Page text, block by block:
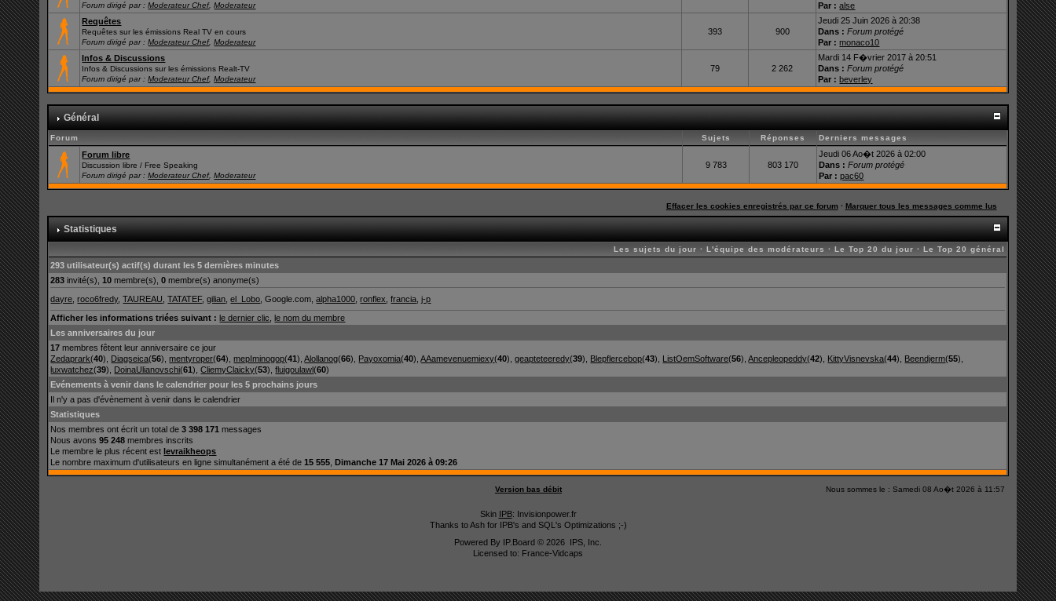
Forum dirigé par :Moderateur Chef,Moderateur
Par : alse
Requêtes
Requêtes sur les émissions Real TV en cours
Forum dirigé par :Moderateur Chef,Moderateur
393 900
Jeudi 25 Juin 2026 à 20:38
Dans : Forum protégé
Par : monaco10
Infos & Discussions
Infos & Discussions sur les émissions Realt-TV
Forum dirigé par :Moderateur Chef,Moderateur
79 2 262
Mardi 14 F�vrier 2017 à 20:51
Dans : Forum protégé
Par : beverley
Général
Forum Sujets Réponses Derniers messages
Forum libre
Discussion libre / Free Speaking
Forum dirigé par :Moderateur Chef,Moderateur
9 783 803 170
Jeudi 06 Ao�t 2026 à 02:00
Dans : Forum protégé
Par : pac60
Effacer les cookies enregistrés par ce forum· Marquer tous les messages comme lus
Statistiques
Les sujets du jour ·L'équipe des modérateurs ·Le Top 20 du jour ·Le Top 20 général
293 utilisateur(s) actif(s) durant les 5 dernières minutes
283 invité(s),10 membre(s),0 membre(s) anonyme(s)
dayre ,roco6fredy,TAUREAU ,TATATEF,gilian ,el_Lobo , Google.com,alpha1000 ,ronflex ,francia ,j-p
Afficher les informations triées suivant : le dernier clic ,le nom du membre
Les anniversaires du jour
17 membres fêtent leur anniversaire ce jour
Zedaprark(40), Diagseica(56),mentyroper(64),mepIminogop(41),Alollanog(66), Payoxomia(40),AAamevenuemiexy(40),geapteteeredy(39), Blepflercebop(43), ListOemSoftware(56),Ancepleopeddy(42), KittyVisnevska(44), Beendjerm(55),
luxwatchez(39), DoinaUlianovschi(61),CliemyClaicky(53),fluigoulawl(60)
Evénements à venir dans le calendrier pour les 5 prochains jours
Il n'y a pas d'évènement à venir dans le calendrier
Statistiques
Nos membres ont écrit un total de3 398 171 messages
Nous avons95 248 membres inscrits
Le membre le plus récent estlevraikheops
Le nombre maximum d'utilisateurs en ligne simultanément a été de15 555 ,Dimanche 17 Mai 2026 à 09:26
Version bas débit Nous sommes le : Samedi 08 Ao�t 2026 à 11:57
Skin IPB: Invisionpower.fr
Thanks to Ash for IPB's and SQL's Optimizations ;-)
Powered By IP.Board © 2026 IPS, Inc
Licensed to: France-Vidcaps